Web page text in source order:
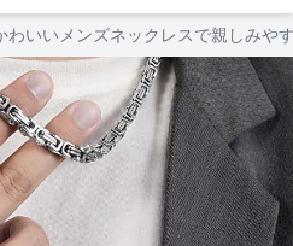
わいいメンズネックレスで親しみや